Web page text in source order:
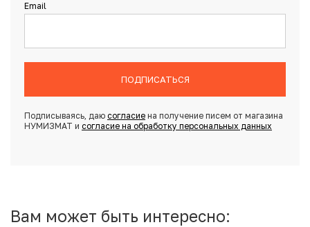
Email
ПОДПИСАТЬСЯ
Подписываясь, даю согласиена получение писем от магазина
НУМИЗМАТ и согласие на обработку персональных данных
Вам может быть интересно: